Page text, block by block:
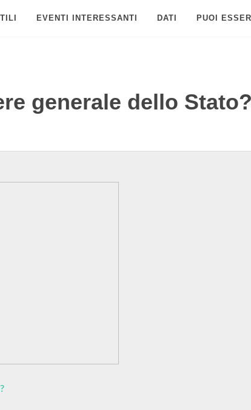
EVENTI INTERESSANTI DATI PUOI
generale dello